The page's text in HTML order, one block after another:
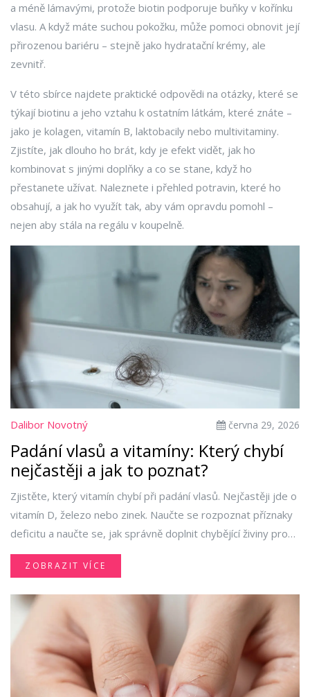
a méně lámavými, protože biotin podporuje buňky v kořínku
vlasu. A když máte suchou pokožku, může pomoci obnovit její
přirozenou bariéru – stejně jako hydratační krémy, ale
zevnitř.
V této sbírce najdete praktické odpovědi na otázky, které se
týkají biotinu a jeho vztahu k ostatním látkám, které znáte –
jako je kolagen, vitamín B, laktobacily nebo multivitaminy.
Zjistíte, jak dlouho ho brát, kdy je efekt vidět, jak ho
kombinovat s jinými doplňky a co se stane, když ho
přestanete užívat. Naleznete i přehled potravin, které ho
obsahují, a jak ho využít tak, aby vám opravdu pomohl –
nejen aby stála na regálu v koupelně.
Dalibor Novotný června 29, 2026
Padání vlasů a vitamíny: Který chybí
nejčastěji a jak to poznat?
Zjistěte, který vitamín chybí při padání vlasů. Nejčastěji jde o
vitamín D, železo nebo zinek. Naučte se rozpoznat příznaky
deficitu a naučte se, jak správně doplnit chybějící živiny pro
silnější vlasy.
ZOBRAZIT VÍCE